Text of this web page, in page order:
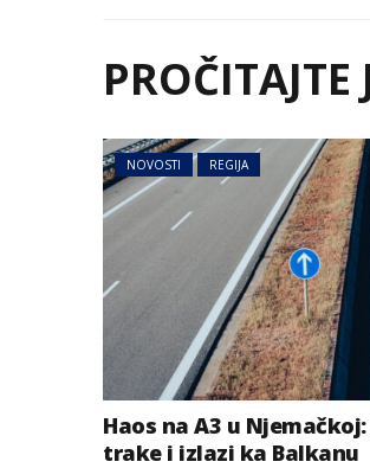
PROČITAJTE
NOVOSTI REGIJA
Haos na A3 u
trake i izlazi ka Balkanu